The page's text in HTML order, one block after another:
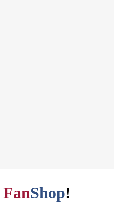
FanShop!